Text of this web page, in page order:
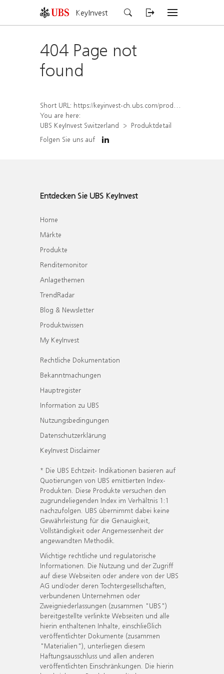
KeyInvest
404 Page not
found
Short URL: https://keyinvest-ch.ubs.com/produkt/detail/index/isin/CH1570531454
You are here:
UBS KeyInvest Switzerland
Produktdetail
Folgen Sie uns auf
Entdecken Sie UBS KeyInvest
Home
Märkte
Produkte
Renditemonitor
Anlagethemen
TrendRadar
Blog & Newsletter
Produktwissen
My KeyInvest
Rechtliche Dokumentation
Bekanntmachungen
Hauptregister
Information zu UBS
Nutzungsbedingungen
Datenschutzerklärung
KeyInvest Disclaimer
* Die UBS Echtzeit- Indikationen basieren auf
Quotierungen von UBS emittierten Index-
Produkten. Diese Produkte versuchen den
zugrundeliegenden Index im Verhältnis 1:1
nachzufolgen. UBS übernimmt dabei keine
Gewährleistung für die Genauigkeit,
Vollständigkeit oder Angemessenheit der
angewandten Methodik.
Wichtige rechtliche und regulatorische
Informationen. Die Nutzung und der Zugriff
auf diese Webseiten oder andere von der UBS
AG und/oder deren Tochtergesellschaften,
verbundenen Unternehmen oder
Zweigniederlassungen (zusammen "UBS")
bereitgestellte verlinkte Webseiten und alle
hierin enthaltenen Inhalte, einschließlich
veröffentlichter Dokumente (zusammen
"Materialien"), unterliegen diesem
Haftungsausschluss und allen anderen
veröffentlichten Einschränkungen. Die hierin